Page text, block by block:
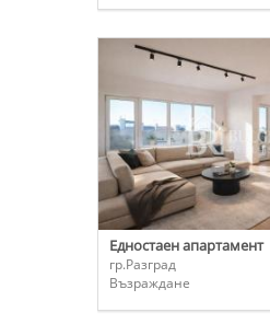
Едностаен апартамент
гр.Разград
Възраждане